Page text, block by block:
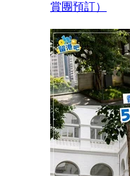
賞團預訂）